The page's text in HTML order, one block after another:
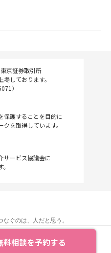
料相談を予約する
京証券取引所
しております。
）
保護することを目的に
を取得しています。
サービス協議会に
なぐのは、人だと思う。